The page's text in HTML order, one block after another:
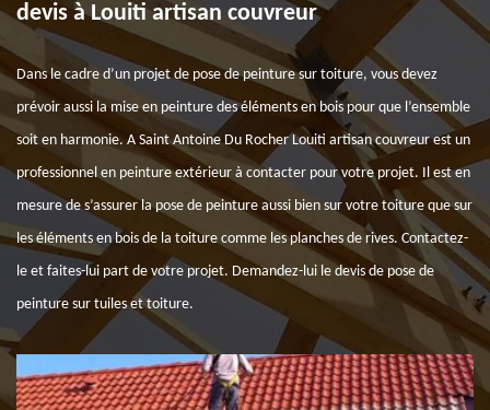
devis à Louiti artisan couvreur
Dans le cadre d’un projet de pose de peinture sur toiture, vous devez
prévoir aussi la mise en peinture des éléments en bois pour que l’ensemble
soit en harmonie. A Saint Antoine Du Rocher Louiti artisan couvreur est un
professionnel en peinture extérieur à contacter pour votre projet. Il est en
mesure de s’assurer la pose de peinture aussi bien sur votre toiture que sur
les éléments en bois de la toiture comme les planches de rives. Contactez-
le et faites-lui part de votre projet. Demandez-lui le devis de pose de
peinture sur tuiles et toiture.